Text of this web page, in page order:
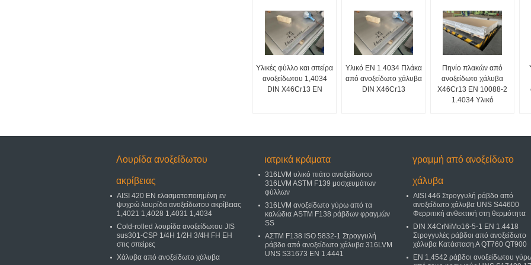
Υλικές φύλλο και σπείρα
ανοξείδωτου 1,4034
DIN X46Cr13 EN
Υλικό EN 1.4034 Πλάκα
από ανοξείδωτο χάλυβα
DIN X46Cr13
Πηνίο πλακών από
ανοξείδωτο χάλυβα
X46Cr13 EN 10088-2
1.4034 Υλικό
Λουρίδα ανοξείδωτου
ακρίβειας
AISI 420 EN ελασματοποιημένη εν
ψυχρώ λουρίδα ανοξείδωτου ακρίβειας
1,4021 1,4028 1,4031 1,4034
Cold-rolled λουρίδα ανοξείδωτου JIS
sus301-CSP 1/4H 1/2H 3/4H FH EH
στις σπείρες
Χάλυβα από ανοξείδωτο χάλυβα
ιατρικά κράματα
316LVM υλικό πιάτο ανοξείδωτου
316LVM ASTM F139 μοσχευμάτων
φύλλων
316LVM ανοξείδωτο γύρω από τα
καλώδια ASTM F138 ράβδων φραγμών
SS
ΑΣTM F138 ISO 5832-1 Στρογγυλή
ράβδο από ανοξείδωτο χάλυβα 316LVM
UNS S31673 EN 1.4441
γραμμή από ανοξείδωτο
χάλυβα
AISI 446 Στρογγυλή ράβδο από
ανοξείδωτο χάλυβα UNS S44600
Φερριτική ανθεκτική στη θερμότητα
DIN X4CrNiMo16-5-1 EN 1.4418
Στρογγυλές ράβδοι από ανοξείδωτο
χάλυβα Κατάσταση Α QT760 QT900
EN 1,4542 ράβδοι ανοξείδωτου